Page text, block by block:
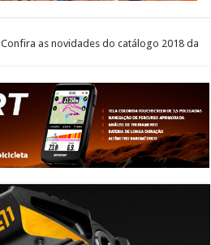
Confira as novidades do catálogo 2018 da